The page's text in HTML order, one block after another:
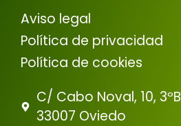
Aviso legal
Política de privacidad
Política de cookies
C/ Cabo Noval, 10, 3ºB
33007 Oviedo